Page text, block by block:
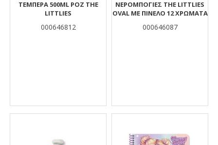
ΤΈΜΠΕΡΑ 500ML ΡΟΖ THE
LITTLIES
000646812
ΝΕΡΟΜΠΟΓΙΈΣ THE LITTLIES
OVAL ΜΕ ΠΙΝΈΛΟ 12 ΧΡΏΜΑΤΑ
000646087